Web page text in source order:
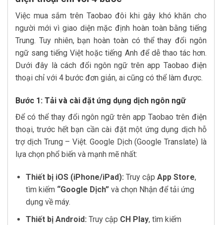
Việc mua sắm trên Taobao đôi khi gây khó khăn cho
người mới vì giao diện mặc định hoàn toàn bằng tiếng
Trung. Tuy nhiên, bạn hoàn toàn có thể thay đổi ngôn
ngữ sang tiếng Việt hoặc tiếng Anh để dễ thao tác hơn.
Dưới đây là cách đổi ngôn ngữ trên app Taobao điện
thoại chỉ với 4 bước đơn giản, ai cũng có thể làm được.
Bước 1: Tải và cài đặt ứng dụng dịch ngôn ngữ
Để có thể thay đổi ngôn ngữ trên app Taobao trên điện
thoại, trước hết bạn cần cài đặt một ứng dụng dịch hỗ
trợ dịch Trung – Việt. Google Dịch (Google Translate) là
lựa chọn phổ biến và mạnh mẽ nhất:
Thiết bị iOS (iPhone/iPad): Truy cập App Store,
tìm kiếm “Google Dịch”và chọn Nhận để tải ứng
dụng về máy.
Thiết bị Android: Truy cập CH Play, tìm kiếm